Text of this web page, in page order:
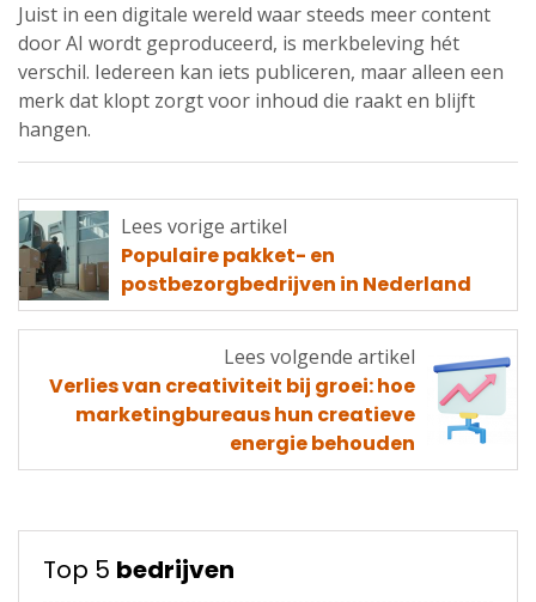
Juist in een digitale wereld waar steeds meer content
door AI wordt geproduceerd, is merkbeleving hét
verschil. Iedereen kan iets publiceren, maar alleen een
merk dat klopt zorgt voor inhoud die raakt en blijft
hangen.
Lees vorige artikel
Lees
vorige
artikel
Populaire pakket- en
postbezorgbedrijven in Nederland
Lees volgende artikel
Lees
volgende
Verlies van creativiteit bij groei: hoe
marketingbureaus hun creatieve
energie behouden
Top 5 bedrijven